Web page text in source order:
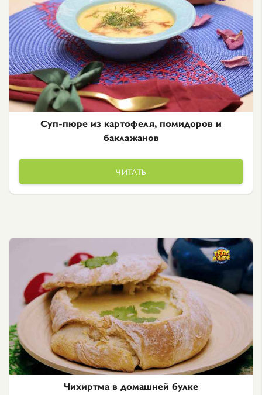
Суп-пюре из картофеля, помидоров и
баклажанов
ЧИТАТЬ
Чихиртма в домашней булке